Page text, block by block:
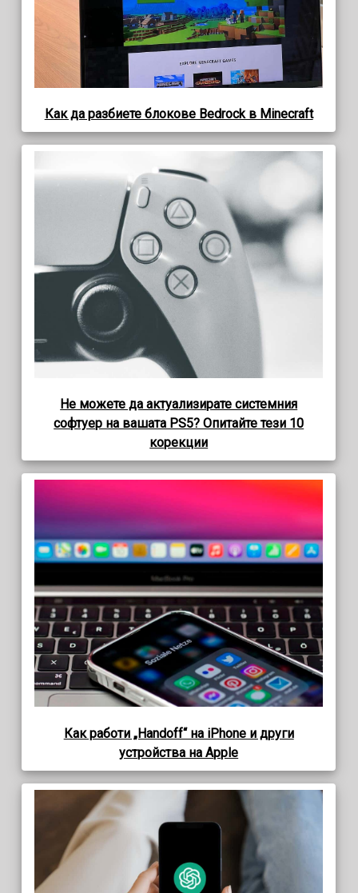
Как да разбиете блокове Bedrock в Minecraft
Не можете да актуализирате системния
софтуер на вашата PS5? Опитайте тези 10
корекции
Как работи „Handoff“ на iPhone и други
устройства на Apple